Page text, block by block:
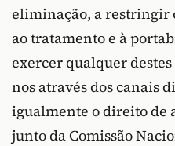
eliminação, a restringir
ao tratamento e à
exercer qualquer
nos através dos canais
igualmente o direito de
junto da Comissão